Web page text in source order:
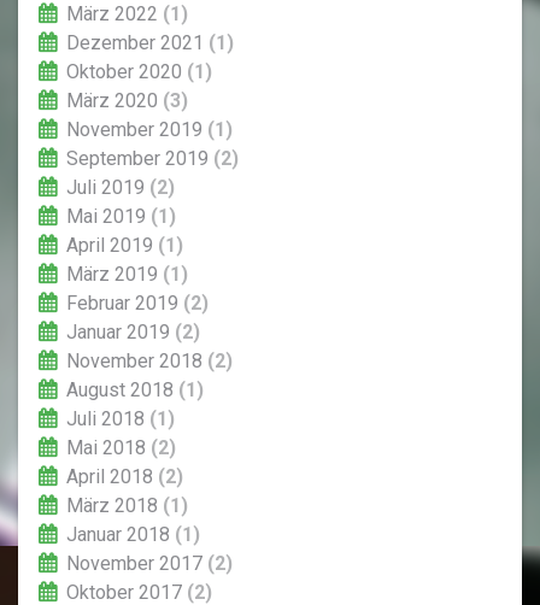
März 2022 (1)
Dezember 2021 (1)
Oktober 2020 (1)
März 2020 (3)
November 2019 (1)
September 2019 (2)
Juli 2019 (2)
Mai 2019 (1)
April 2019 (1)
März 2019 (1)
Februar 2019 (2)
Januar 2019 (2)
November 2018 (2)
August 2018 (1)
Juli 2018 (1)
Mai 2018 (2)
April 2018 (2)
März 2018 (1)
Januar 2018 (1)
November 2017 (2)
Oktober 2017 (2)